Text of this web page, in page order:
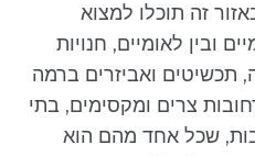
זה תוכלו למצוא
ובין לאומיים, חנויות
ואביזרים ברמה
צרים ומקסימים, בתי
שכל אחד מהם הוא